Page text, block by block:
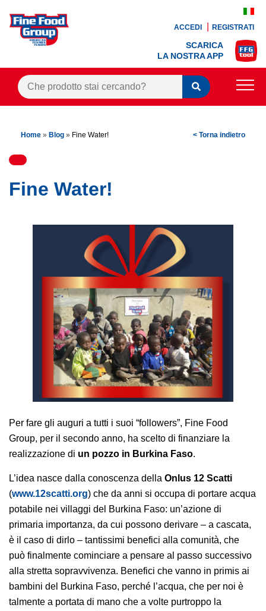
ACCEDI REGISTRATI
SCARICA
LA NOSTRA APP
BLOG
RICETTE
BONUS FEDELTÀ
Home » Blog » Fine Water! < Torna indietro
Fine Water!
Per fare gli auguri a tutti i suoi “followers”, Fine Food
Group, per il secondo anno, ha scelto di finanziare la
realizzazione di un pozzo in Burkina Faso.
L’idea nasce dalla conoscenza della Onlus 12 Scatti
(www.12scatti.org) che da anni si occupa di portare acqua
potabile nei villaggi del Burkina Faso: un’azione di
primaria importanza, da cui possono derivare – a cascata,
è il caso di dirlo – tantissimi benefici alla comunità, che
può finalmente cominciare a pensare al passo successivo
alla stretta sopravvivenza. Benefici che vanno in primis ai
bambini del Burkina Faso, perché l’acqua, che per noi è
talmente a portata di mano che a volte purtroppo la